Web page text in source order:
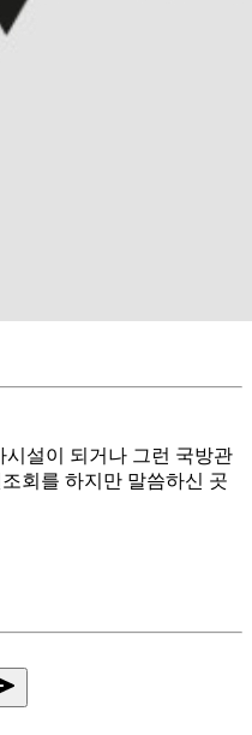
설이 되거나 그런 국방관
회를 하지만 말씀하신 곳